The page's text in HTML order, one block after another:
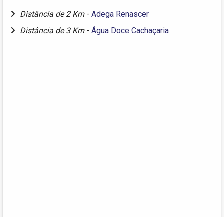
Distância de 2 Km - Adega Renascer
Distância de 3 Km - Água Doce Cachaçaria